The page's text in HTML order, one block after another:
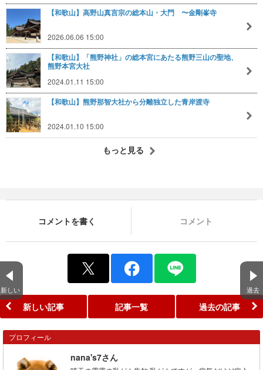
新しい 過去
【和歌山】高野山真言宗の総本山・大門 〜金剛峯寺
2026.06.06 15:00
【和歌山】「熊野神社」の総本宮にあたる熊野三山の聖地、
熊野本宮大社
2024.01.11 15:00
【和歌山】熊野那智大社から分離独立した青岸渡寺
2024.01.10 15:00
もっと見る
コメントを書く コメント
新しい記事 記事一覧 過去の記事
プロフィール
nana's7さん